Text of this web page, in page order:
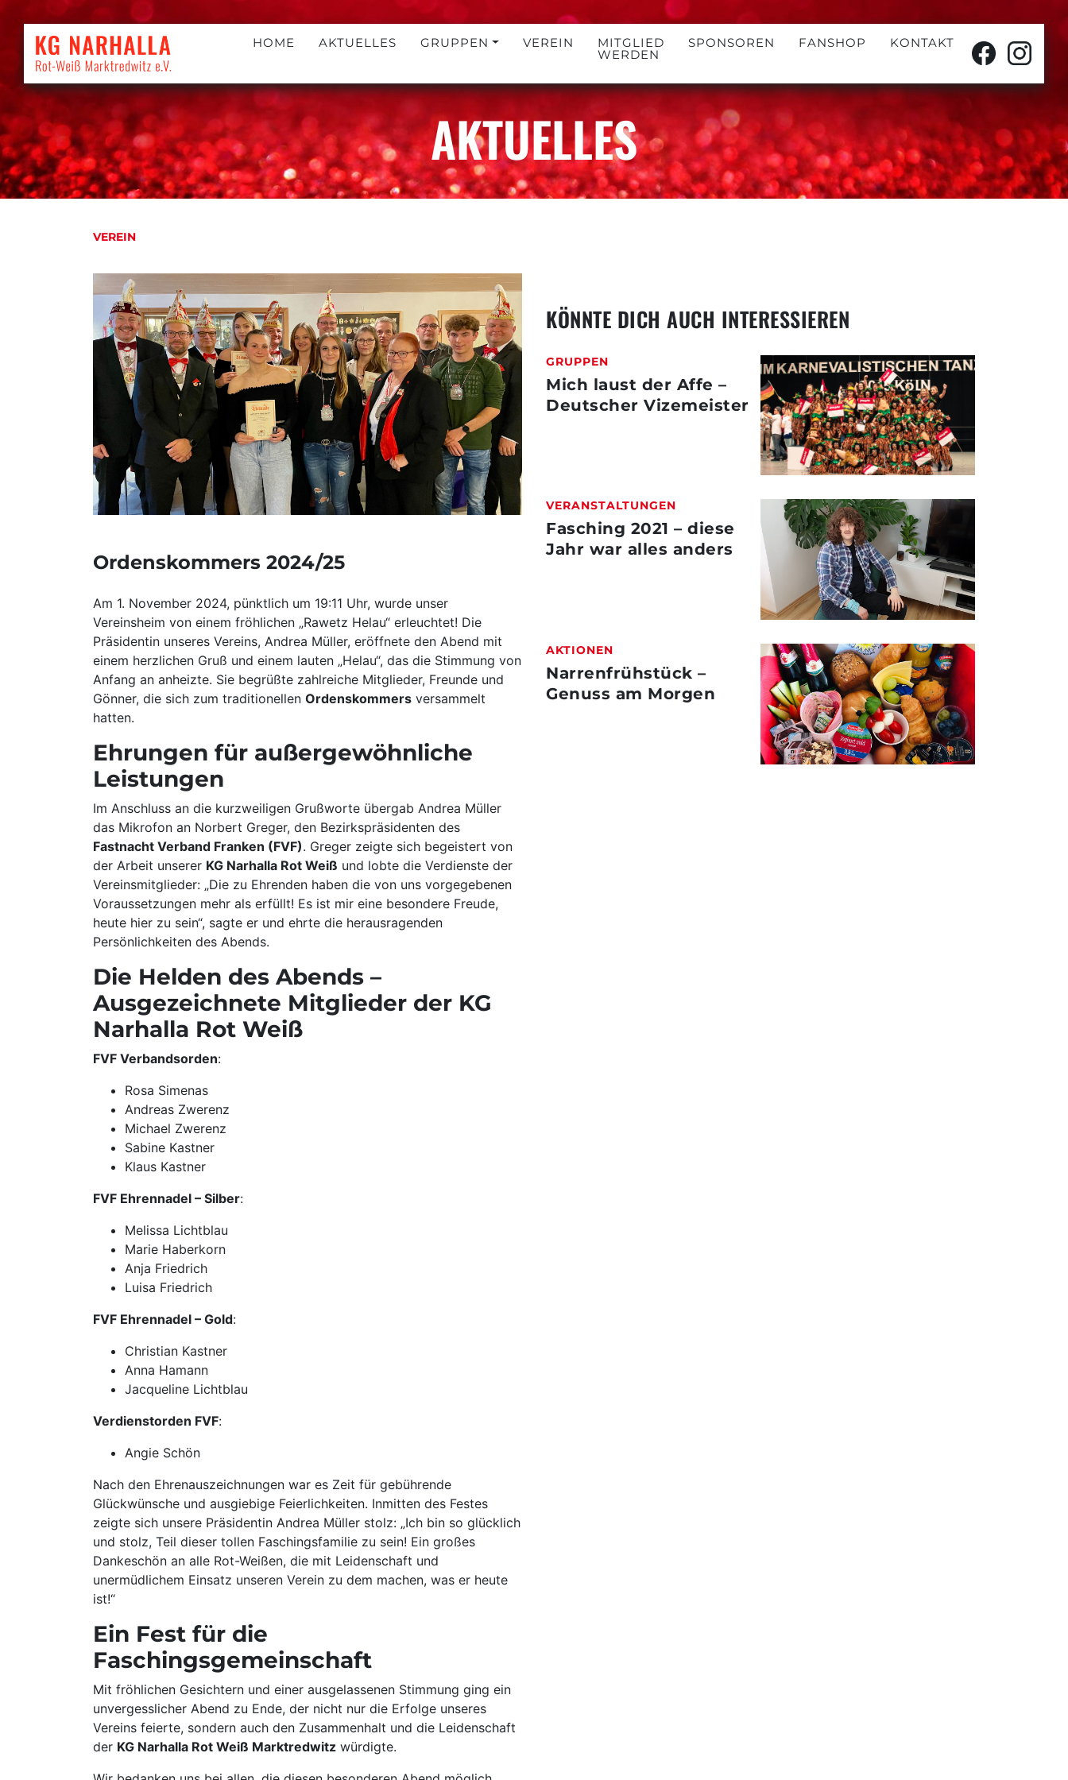
HOME AKTUELLES GRUPPEN VEREIN MITGLIED
WERDEN
SPONSOREN FANSHOP KONTAKT
AKTUELLES
VEREIN
Ordenskommers 2024/25
Am 1. November 2024, pünktlich um 19:11 Uhr, wurde unser
Vereinsheim von einem fröhlichen „Rawetz Helau“ erleuchtet! Die
Präsidentin unseres Vereins, Andrea Müller, eröffnete den Abend mit
einem herzlichen Gruß und einem lauten „Helau“, das die Stimmung von
Anfang an anheizte. Sie begrüßte zahlreiche Mitglieder, Freunde und
Gönner, die sich zum traditionellen Ordenskommers versammelt
hatten.
Ehrungen für außergewöhnliche
Leistungen
Im Anschluss an die kurzweiligen Grußworte übergab Andrea Müller
das Mikrofon an Norbert Greger, den Bezirkspräsidenten des
Fastnacht Verband Franken (FVF). Greger zeigte sich begeistert von
der Arbeit unserer KG Narhalla Rot Weiß und lobte die Verdienste der
Vereinsmitglieder: „Die zu Ehrenden haben die von uns vorgegebenen
Voraussetzungen mehr als erfüllt! Es ist mir eine besondere Freude,
heute hier zu sein“, sagte er und ehrte die herausragenden
Persönlichkeiten des Abends.
Die Helden des Abends –
Ausgezeichnete Mitglieder der KG
Narhalla Rot Weiß
FVF Verbandsorden:
Rosa Simenas
Andreas Zwerenz
Michael Zwerenz
Sabine Kastner
Klaus Kastner
FVF Ehrennadel – Silber:
Melissa Lichtblau
Marie Haberkorn
Anja Friedrich
Luisa Friedrich
FVF Ehrennadel – Gold:
Christian Kastner
Anna Hamann
Jacqueline Lichtblau
Verdienstorden FVF:
Angie Schön
Nach den Ehrenauszeichnungen war es Zeit für gebührende
Glückwünsche und ausgiebige Feierlichkeiten. Inmitten des Festes
zeigte sich unsere Präsidentin Andrea Müller stolz: „Ich bin so glücklich
und stolz, Teil dieser tollen Faschingsfamilie zu sein! Ein großes
Dankeschön an alle Rot-Weißen, die mit Leidenschaft und
unermüdlichem Einsatz unseren Verein zu dem machen, was er heute
ist!“
Ein Fest für die
Faschingsgemeinschaft
Mit fröhlichen Gesichtern und einer ausgelassenen Stimmung ging ein
unvergesslicher Abend zu Ende, der nicht nur die Erfolge unseres
Vereins feierte, sondern auch den Zusammenhalt und die Leidenschaft
der KG Narhalla Rot Weiß Marktredwitz würdigte.
KÖNNTE DICH AUCH INTERESSIEREN
GRUPPEN
Mich laust der Affe –
Deutscher Vizemeister
VERANSTALTUNGEN
Fasching 2021 – diese
Jahr war alles anders
AKTIONEN
Narrenfrühstück –
Genuss am Morgen